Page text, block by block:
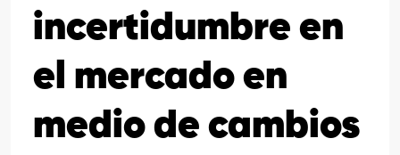
incertidumbre en
el mercado en
medio de cambios